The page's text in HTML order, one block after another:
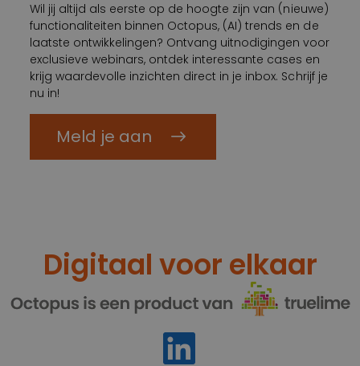
Wil jij altijd als eerste op de hoogte zijn van (nieuwe)
functionaliteiten binnen Octopus, (AI) trends en de
laatste ontwikkelingen? Ontvang uitnodigingen voor
exclusieve webinars, ontdek interessante cases en
krijg waardevolle inzichten direct in je inbox. Schrijf je
nu in!
Meld je aan
Digitaal voor elkaar